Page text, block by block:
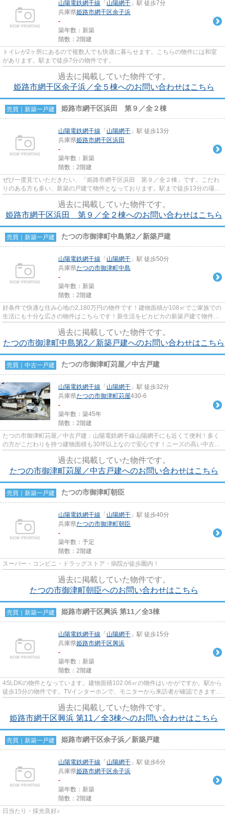
山陽電鉄網干線 「 山陽網干 」駅 徒歩7分
兵庫県姫路市網干区余子浜
-
築年数：新築
階数：2階建
トイレが2ヶ所にあるので複数人でも快適に暮らせます。こちらの物件には和室
があります。駅まで徒歩7分の物件です。
過去に掲載していた物件です。
姫路市網干区余子浜／全５棟へのお問い合わせはこちら
売買｜新築一戸建 姫路市網干区浜田 第９／全２棟
山陽電鉄網干線 「 山陽網干 」駅 徒歩13分
兵庫県姫路市網干区浜田
-
築年数：新築
階数：2階建
ぜひ一度見ていただきたい、「姫路市網干区浜田 第９／全２棟」です。こだわ
りのある方も多い、新築の戸建て物件となっております。駅まで徒歩13分の場所
過去に掲載していた物件です。
姫路市網干区浜田 第９／全２棟へのお問い合わせはこちら
売買｜新築一戸建 たつの市御津町中島第2／新築戸建
山陽電鉄網干線 「 山陽網干 」駅 徒歩50分
兵庫県たつの市御津町中島
-
築年数：新築
階数：2階建
好条件で快適な住み心地の2,180万円の物件です！建物面積が108㎡でご家族での
生活にも十分な広さの物件はこちらです！新生活をピカピカの新築戸建て物件で
過去に掲載していた物件です。
たつの市御津町中島第2／新築戸建へのお問い合わせはこちら
売買｜中古一戸建 たつの市御津町苅屋／中古戸建
山陽電鉄網干線 「 山陽網干 」駅 徒歩32分
兵庫県たつの市御津町苅屋430-6
-
築年数：築45年
階数：2階建
たつの市御津町苅屋／中古戸建：山陽電鉄網干線山陽網干にも近くて便利！多く
の方がこだわりを持つ建物面積も30坪以上なので安心です！ニーズの高い中古の
過去に掲載していた物件です。
たつの市御津町苅屋／中古戸建へのお問い合わせはこちら
売買｜新築一戸建 たつの市御津町朝臣
山陽電鉄網干線 「 山陽網干 」駅 徒歩40分
兵庫県たつの市御津町朝臣
-
築年数：予定
階数：2階建
スーパー・コンビニ・ドラッグストア・病院が徒歩圏内！
過去に掲載していた物件です。
たつの市御津町朝臣へのお問い合わせはこちら
売買｜新築一戸建 姫路市網干区興浜 第11／全3棟
山陽電鉄網干線 「 山陽網干 」駅 徒歩15分
兵庫県姫路市網干区興浜
-
築年数：新築
階数：2階建
4SLDKの物件となっています。建物面積102.06㎡の物件はいかがですか。駅から
徒歩15分の物件です。TVインターホンで、モニターから来訪者が確認できます。
過去に掲載していた物件です。
姫路市網干区興浜 第11／全3棟へのお問い合わせはこちら
売買｜新築一戸建 姫路市網干区余子浜／新築戸建
山陽電鉄網干線 「 山陽網干 」駅 徒歩6分
兵庫県姫路市網干区余子浜
-
築年数：新築
階数：2階建
日当たり・採光良好♪